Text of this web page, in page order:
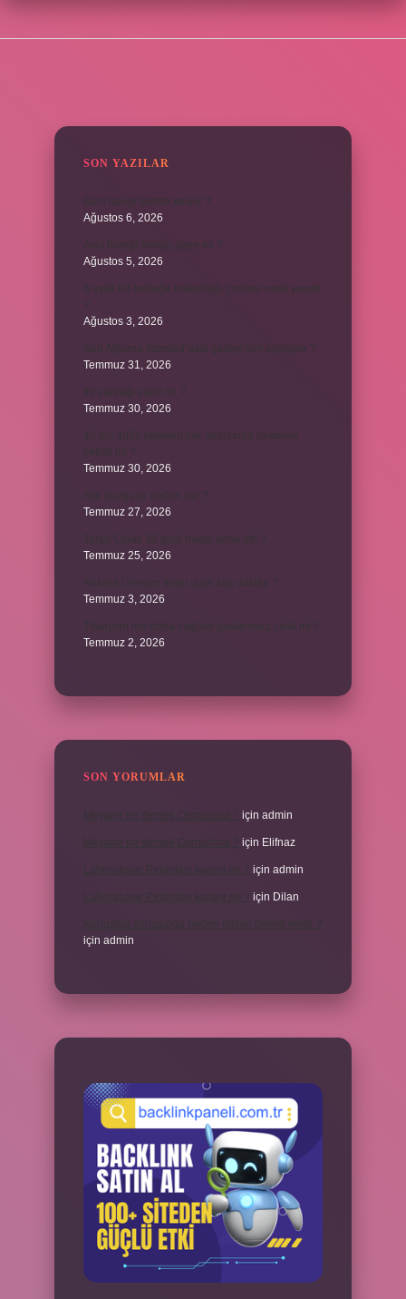
SON YAZILAR
Burs hangi tarihte kesilir ?
Ağustos 6, 2026
Avcı böreği fırında pişer mi ?
Ağustos 5, 2026
6 aylık bir bebeğe balkabağı çorbası nasıl yapılır
?
Ağustos 3, 2026
Sen Ağlama İstanbul’daki şarkıyı kim söylüyor ?
Temmuz 31, 2026
Itır yaprağı yenir mi ?
Temmuz 30, 2026
40 bin İhlâs okurken her defasında besmele
Temmuz 30, 2026
Temmuz 27, 2026
Temmuz 25, 2026
Temmuz 3, 2026
Titanyum mu daha sağlam paslanmaz çelik mi ?
Temmuz 2, 2026
SON YORUMLAR
için admin
için Elifnaz
için admin
için Dilan
için admin